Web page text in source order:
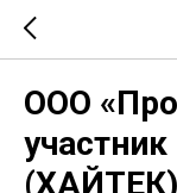
ООО